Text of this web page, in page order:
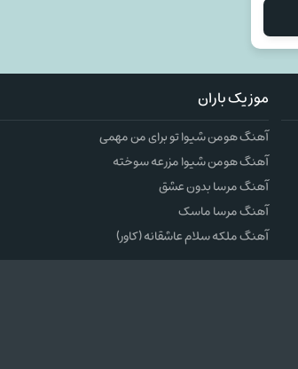
موزیک باران
آهنگ هومن شیوا تو برای من مهمی
آهنگ هومن شیوا مزرعه سوخته
آهنگ مرسا بدون عشق
آهنگ مرسا ماسک
آهنگ ملکه سلام عاشقانه (کاور)